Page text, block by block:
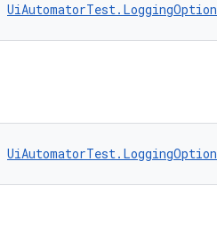
UiAutomatorTest.LoggingOption
UiAutomatorTest.LoggingOption